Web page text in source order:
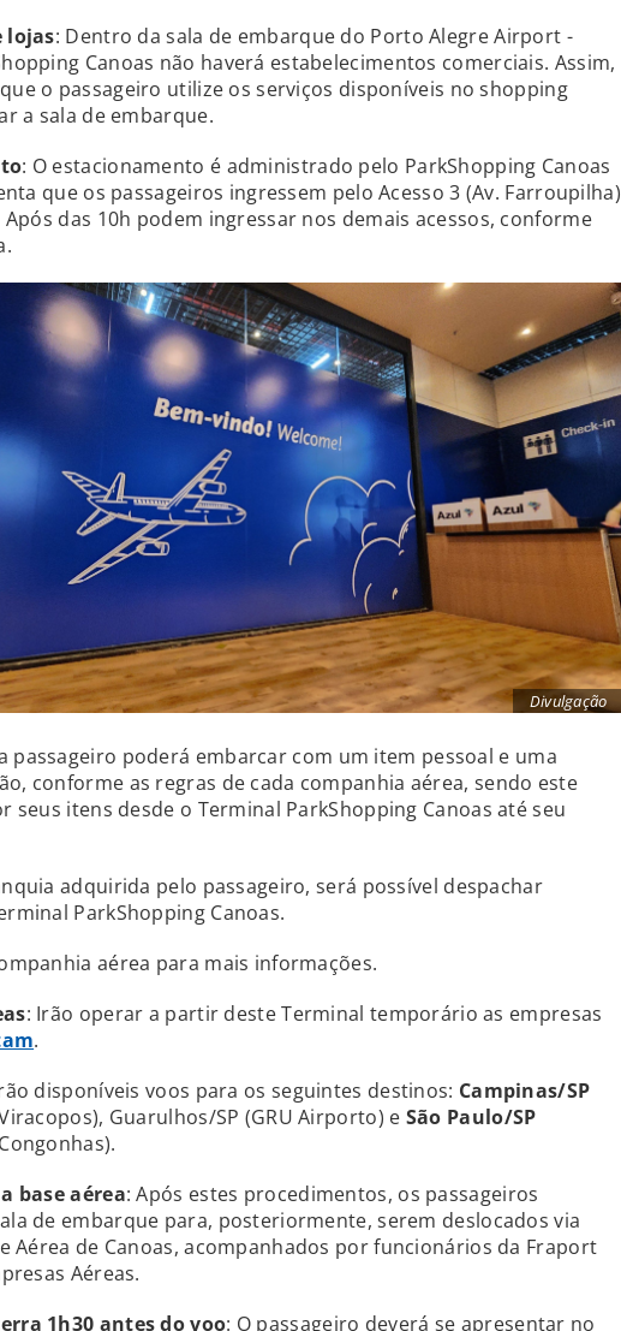
lojas: Dentro da sala de embarque do Porto Alegre Airport -
Canoas não haverá estabelecimentos comerciais. Assim,
o passageiro utilize os serviços disponíveis no shopping
a sala de embarque.
: O estacionamento é administrado pelo ParkShopping Canoas
que os passageiros ingressem pelo Acesso 3 (Av. Farroupilha)
das 10h podem ingressar nos demais acessos, conforme
Divulgação
passageiro poderá embarcar com um item pessoal e uma
conforme as regras de cada companhia aérea, sendo este
seus itens desde o Terminal ParkShopping Canoas até seu
adquirida pelo passageiro, será possível despachar
ParkShopping Canoas.
aérea para mais informações.
: Irão operar a partir deste Terminal temporário as empresas
.
disponíveis voos para os seguintes destinos: Campinas/SP
Guarulhos/SP (GRU Airporto) e São Paulo/SP
base aérea: Após estes procedimentos, os passageiros
de embarque para, posteriormente, serem deslocados via
Aérea de Canoas, acompanhados por funcionários da Fraport
Aéreas.
1h30 antes do voo: O passageiro deverá se apresentar no